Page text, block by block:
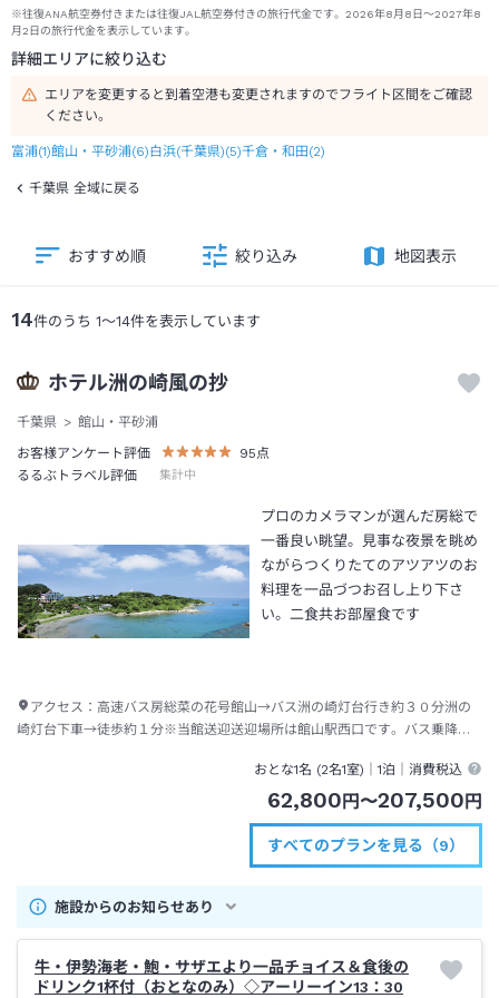
※往復ANA航空券付きまたは往復JAL航空券付きの旅行代金です。2026年8月8日～2027年8
月2日の旅行代金を表示しています。
詳細エリアに絞り込む
エリアを変更すると到着空港も変更されますのでフライト区間をご確認
ください。
富浦(1)館山・平砂浦(6)白浜(千葉県)(5)千倉・和田(2)
千葉県 全域に戻る
14件のうち 1～14件を表示しています
おすすめ順 絞り込み 地図表示
ホテル洲の崎風の抄
千葉県
館山・平砂浦
お客様アンケート評価
95 点
るるぶトラベル評価
集計中
プロのカメラマンが選んだ房総で
一番良い眺望。見事な夜景を眺め
ながらつくりたてのアツアツのお
料理を一品づつお召し上り下さ
い。二食共お部屋食です
アクセス： 高速バス房総菜の花号館山→バス洲の崎灯台行き約３０分洲の
崎灯台下車→徒歩約１分※当館送迎送迎場所は館山駅西口です。バス乗降場
おとな1名 (2名1室)｜1泊 ｜消費税込
62,800 円 〜207,500 円
すべてのプランを見る（9）
施設からのお知らせあり
牛・伊勢海老・鮑・サザエより一品チョイス＆食後の
ドリンク1杯付（おとなのみ）◇アーリーイン13：30